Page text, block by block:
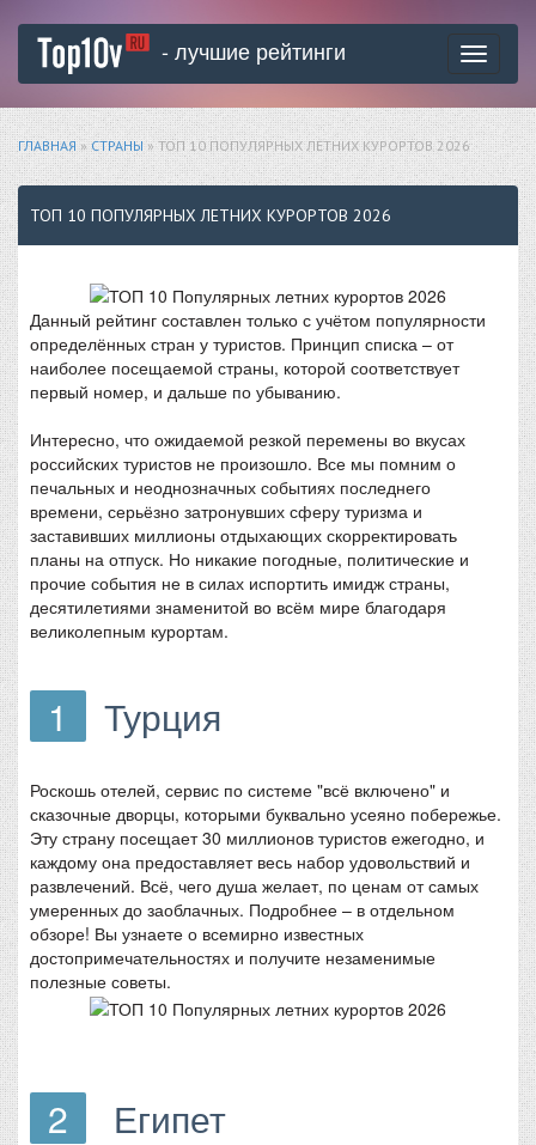
Toggle
- лучшие рейтинги
ГЛАВНАЯ »СТРАНЫ » ТОП 10 ПОПУЛЯРНЫХ ЛЕТНИХ КУРОРТОВ 2026
ТОП 10 ПОПУЛЯРНЫХ ЛЕТНИХ КУРОРТОВ 2026
Данный рейтинг составлен только с учётом популярности
определённых стран у туристов. Принцип списка – от
наиболее посещаемой страны, которой соответствует
первый номер, и дальше по убыванию.
Интересно, что ожидаемой резкой перемены во вкусах
российских туристов не произошло. Все мы помним о
печальных и неоднозначных событиях последнего
времени, серьёзно затронувших сферу туризма и
заставивших миллионы отдыхающих скорректировать
планы на отпуск. Но никакие погодные, политические и
прочие события не в силах испортить имидж страны,
десятилетиями знаменитой во всём мире благодаря
великолепным курортам.
1 Турция
Роскошь отелей, сервис по системе "всё включено" и
сказочные дворцы, которыми буквально усеяно побережье.
Эту страну посещает 30 миллионов туристов ежегодно, и
каждому она предоставляет весь набор удовольствий и
развлечений. Всё, чего душа желает, по ценам от самых
умеренных до заоблачных. Подробнее – в отдельном
обзоре! Вы узнаете о всемирно известных
достопримечательностях и получите незаменимые
полезные советы.
2 Египет